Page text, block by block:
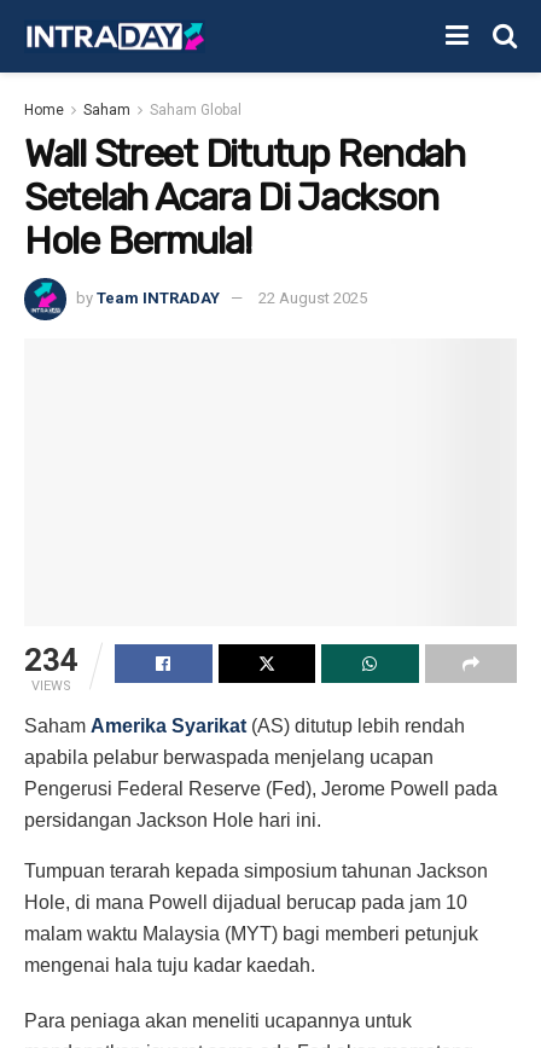
Home Saham Saham Global
Wall Street Ditutup Rendah
Setelah Acara Di Jackson
Hole Bermula!
by Team INTRADAY 22 August 2025
234
VIEWS
Saham Amerika Syarikat (AS) ditutup lebih rendah
apabila pelabur berwaspada menjelang ucapan
Pengerusi Federal Reserve (Fed), Jerome Powell pada
persidangan Jackson Hole hari ini.
Tumpuan terarah kepada simposium tahunan Jackson
Hole, di mana Powell dijadual berucap pada jam 10
malam waktu Malaysia (MYT) bagi memberi petunjuk
mengenai hala tuju kadar kaedah.
Para peniaga akan meneliti ucapannya untuk